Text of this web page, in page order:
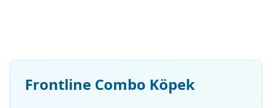
Frontline Combo Köpek